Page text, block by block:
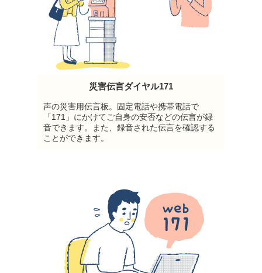
災害伝言ダイヤル171
声の災害用伝言板。固定電話や携帯電話で
「171」にかけてご自身の安否などの伝言が録
音できます。また、録音された伝言を確認する
ことができます。